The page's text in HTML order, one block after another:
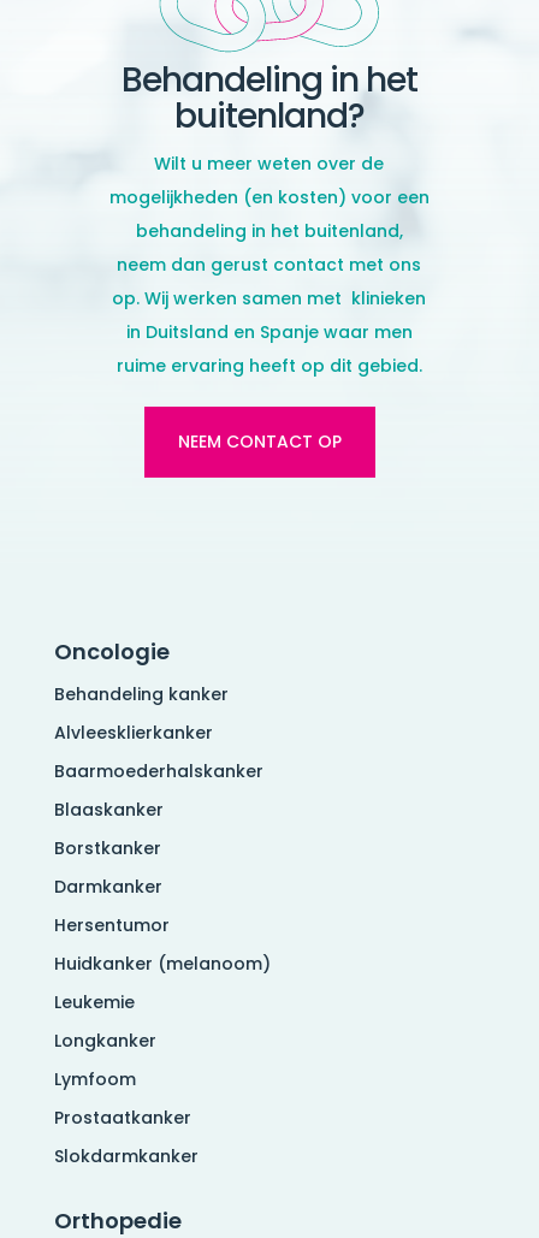
Behandeling in het
buitenland?
Wilt u meer weten over de
mogelijkheden (en kosten) voor een
behandeling in het buitenland,
neem dan gerust contact met ons
op. Wij werken samen met klinieken
in Duitsland en Spanje waar men
ruime ervaring heeft op dit gebied.
NEEM CONTACT OP
Oncologie
Behandeling kanker
Alvleesklierkanker
Baarmoederhalskanker
Blaaskanker
Borstkanker
Darmkanker
Hersentumor
Huidkanker (melanoom)
Leukemie
Longkanker
Lymfoom
Prostaatkanker
Slokdarmkanker
Orthopedie